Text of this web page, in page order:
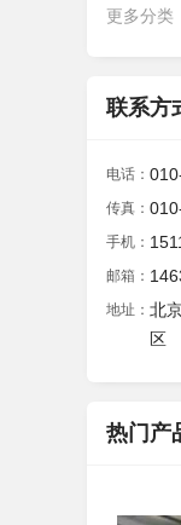
更多分类
联系方
电话：
传真：
手机：
邮箱：
地址： 北
区
热门产